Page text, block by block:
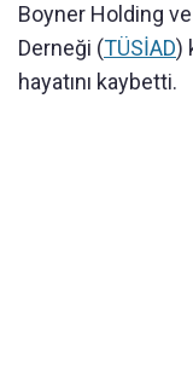
Boyner Holding
Derneği (TÜSİAD)
hayatını kaybetti.